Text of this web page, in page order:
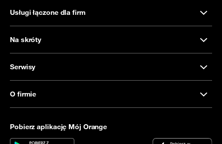
Usługi łączone dla firm
Na skróty
Serwisy
O firmie
Pobierz aplikację Mój Orange